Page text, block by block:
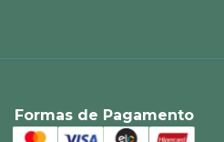
Formas de Pagamento